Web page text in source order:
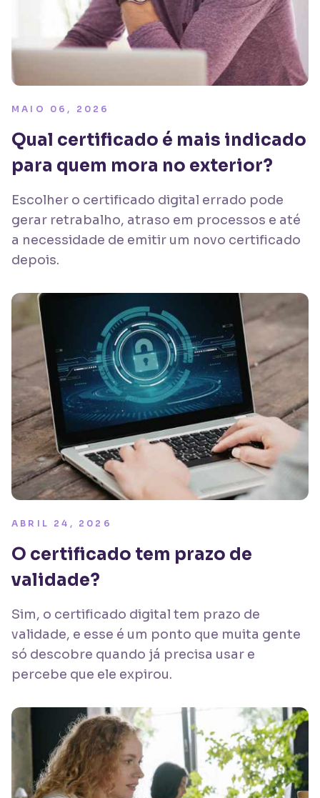
MAIO 06, 2026
Qual certificado é mais indicado
para quem mora no exterior?
Escolher o certificado digital errado pode
gerar retrabalho, atraso em processos e até
a necessidade de emitir um novo certificado
depois.
ABRIL 24, 2026
O certificado tem prazo de
validade?
Sim, o certificado digital tem prazo de
validade, e esse é um ponto que muita gente
só descobre quando já precisa usar e
percebe que ele expirou.